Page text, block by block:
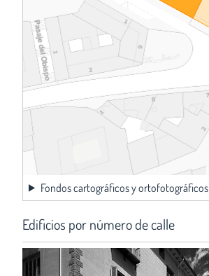
Fondos cartográficos y ortofotográficos
Edificios por número de calle